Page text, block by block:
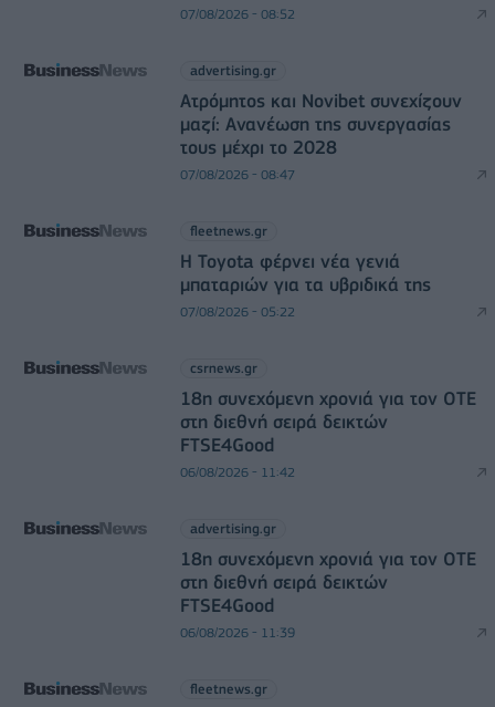
07/08/2026 - 08:52
advertising.gr
Ατρόμητος και Novibet συνεχίζουν
μαζί: Ανανέωση της συνεργασίας
τους μέχρι το 2028
07/08/2026 - 08:47
fleetnews.gr
Η Toyota φέρνει νέα γενιά
μπαταριών για τα υβριδικά της
07/08/2026 - 05:22
csrnews.gr
18η συνεχόμενη χρονιά για τον ΟΤΕ
στη διεθνή σειρά δεικτών
FTSE4Good
06/08/2026 - 11:42
advertising.gr
18η συνεχόμενη χρονιά για τον ΟΤΕ
στη διεθνή σειρά δεικτών
FTSE4Good
06/08/2026 - 11:39
fleetnews.gr